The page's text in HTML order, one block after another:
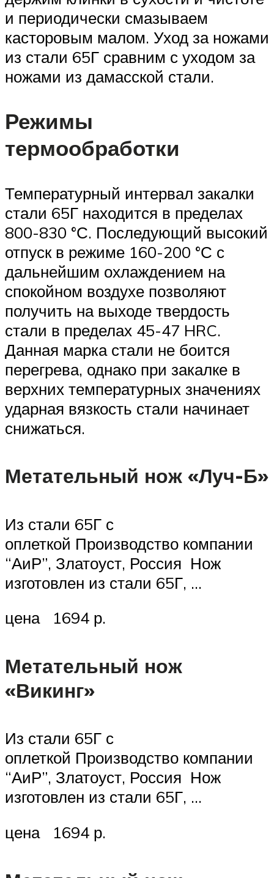
и периодически смазываем
касторовым малом. Уход за ножами
из стали 65Г сравним с уходом за
ножами из дамасской стали.
Режимы
термообработки
Температурный интервал закалки
стали 65Г находится в пределах
800-830 °С. Последующий высокий
отпуск в режиме 160-200 °С с
дальнейшим охлаждением на
спокойном воздухе позволяют
получить на выходе твердость
стали в пределах 45-47 HRC.
Данная марка стали не боится
перегрева, однако при закалке в
верхних температурных значениях
ударная вязкость стали начинает
снижаться.
Метательный нож «Луч-Б»
Из стали 65Г с
оплеткой Производство компании
“АиР”, Златоуст, Россия Нож
изготовлен из стали 65Г, …
цена 1694 р.
Метательный нож
«Викинг»
Из стали 65Г с
оплеткой Производство компании
“АиР”, Златоуст, Россия Нож
изготовлен из стали 65Г, …
цена 1694 р.